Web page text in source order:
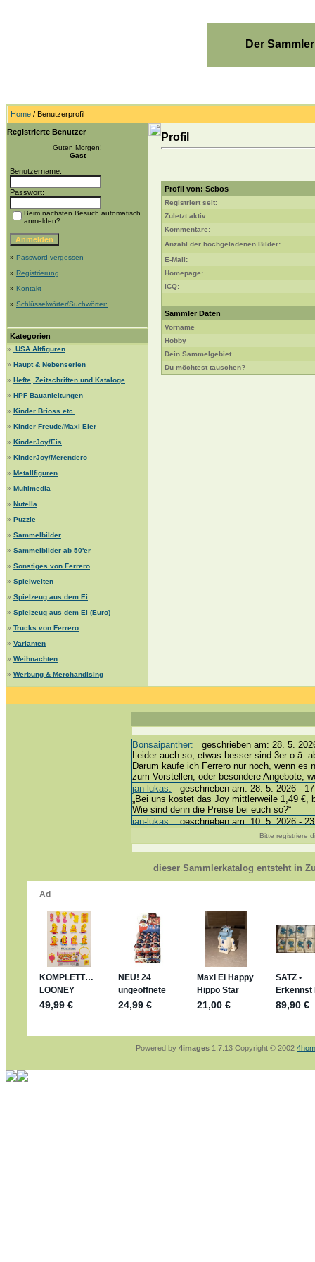
Der
Home / Benutzerprofil
Registrierte Benutzer
Guten Morgen!
Gast
Benutzername:
Passwort:
Beim nächsten Besuch automatisch
anmelden?
» Password vergessen
» Registrierung
» Kontakt
» Schlüsselwörter/Suchwörter:
Kategorien
»
.USA Altfiguren
» Haupt & Nebenserien
» Hefte, Zeitschriften und Kataloge
» HPF Bauanleitungen
» Kinder Brioss etc.
» Kinder Freude/Maxi Eier
» KinderJoy/Eis
» KinderJoy/Merendero
» Metallfiguren
» Multimedia
» Nutella
» Puzzle
» Sammelbilder
» Sammelbilder ab 50'er
» Sonstiges von Ferrero
» Spielwelten
» Spielzeug aus dem Ei
» Spielzeug aus dem Ei (Euro)
» Trucks von Ferrero
» Varianten
» Weihnachten
» Werbung & Merchandising
Profil
Profil von: Sebos
Registriert seit:
Zuletzt aktiv:
Kommentare:
Anzahl der hochgeladenen Bilder:
E-Mail:
Homepage:
ICQ:
Sammler Daten
Vorname
Hobby
Dein Sammelgebiet
Du möchtest tauschen?
Bonsaipanther: geschrieben am: 28. 5.
Leider auch so, etwas besser sind 3er o.ä.
Darum kaufe ich Ferrero nur noch, wenn es
zum Vorstellen, oder besondere Angebote,
jan-lukas: geschrieben am: 28. 5. 2026 -
„Bei uns kostet das Joy mittlerweile 1,49 €,
Wie sind denn die Preise bei euch so?“
jan-lukas:geschrieben am: 10. 5. 2026 -
Bonsaipanther:geschrieben am: 10. 5.
@ Harald
https://www.ue-ei-portal-
Dein Enkel sollte zur Strafe die nächsten 3
Für die Figuren VC307, 310, 318 und 326
mein Enkel hat die leider weggeworfen
jan-lukas:
geschrieben am: 29. 4. 2026 -
https://www.ferrero-
sammelspass.de/einladung/
jan-lukas:
geschrieben am: 28. 4. 2026 -
stimmt, jetzt fällt es mir auch ein
*Bussi*
geschrieben am: 28. 4.
So habe ich das in Erinnerung ... oder?
jan-lukas:geschrieben am: 28. 4. 2026 -
Bitte registriere
dieser Sammlerkatalog entsteht in
Powered by 4images 1.7.13 Copyright © 2002